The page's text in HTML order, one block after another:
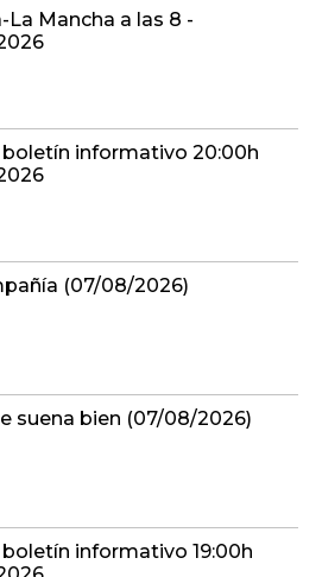
La Mancha a las 8 -
informativo 20:00h
(07/08/2026)
suena bien (07/08/2026)
informativo 19:00h